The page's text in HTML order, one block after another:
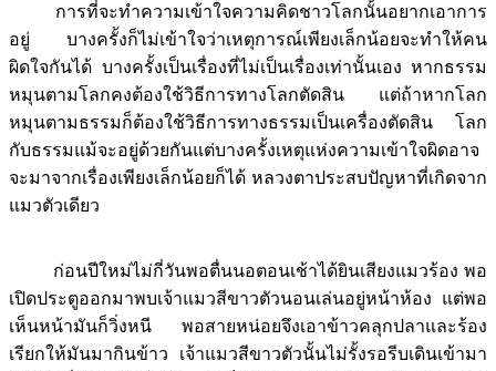
การที่จะทำความเข้าใจความคิดชาวโลกนั้นอยากเอาการ
อยู่ บางครั้งก็ไม่เข้าใจว่าเหตุการณ์เพียงเล็กน้อยจะทำให้คน
ผิดใจกันได้ บางครั้งเป็นเรื่องที่ไม่เป็นเรื่องเท่านั้นเอง หากธรรม
หมุนตามโลกคงต้องใช้วิธีการทางโลกตัดสิน แต่ถ้าหากโลก
หมุนตามธรรมก็ต้องใช้วิธีการทางธรรมเป็นเครื่องตัดสิน โลก
กับธรรมแม้จะอยู่ด้วยกันแต่บางครั้งเหตุแห่งความเข้าใจผิดอาจ
จะมาจากเรื่องเพียงเล็กน้อยก็ได้ หลวงตาประสบปัญหาที่เกิดจาก
แมวตัวเดียว
ก่อนปีใหม่ไม่กี่วันพอตื่นนอตอนเช้าได้ยินเสียงแมวร้อง พอ
เปิดประตูออกมาพบเจ้าแมวสีขาวตัวนอนเล่นอยู่หน้าห้อง แต่พอ
เห็นหน้ามันก็วิ่งหนี พอสายหน่อยจึงเอาข้าวคลุกปลาและร้อง
เรียกให้มันมากินข้าว เจ้าแมวสีขาวตัวนั้นไม่รั้งรอรีบเดินเข้ามา